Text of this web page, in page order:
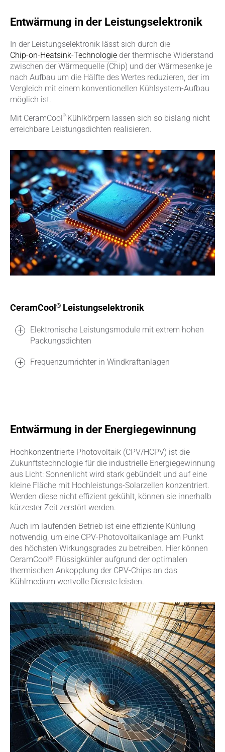
Entwärmung in der Leistungselektronik
In der Leistungselektronik lässt sich durch die
Chip-on-Heatsink-Technologie der thermische Widerstand
zwischen der Wärmequelle (Chip) und der Wärmesenke je
nach Aufbau um die Hälfte des Wertes reduzieren, der im
Vergleich mit einem konventionellen Kühlsystem-Aufbau
möglich ist.
Mit CeramCool ®-Kühlkörpern lassen sich so bislang nicht
erreichbare Leistungsdichten realisieren.
CeramCool® Leistungselektronik
Elektronische Leistungsmodule mit extrem hohen
Packungsdichten
Frequenzumrichter in Windkraftanlagen
Entwärmung in der Energiegewinnung
Hochkonzentrierte Photovoltaik (CPV/HCPV) ist die
Zukunftstechnologie für die industrielle Energiegewinnung
aus Licht: Sonnenlicht wird stark gebündelt und auf eine
kleine Fläche mit Hochleistungs-Solarzellen konzentriert.
Werden diese nicht effizient gekühlt, können sie innerhalb
kürzester Zeit zerstört werden.
Auch im laufenden Betrieb ist eine effiziente Kühlung
notwendig, um eine CPV-Photovoltaikanlage am Punkt
des höchsten Wirkungsgrades zu betreiben. Hier können
CeramCool® Flüssigkühler aufgrund der optimalen
thermischen Ankopplung der CPV-Chips an das
Kühlmedium wertvolle Dienste leisten.